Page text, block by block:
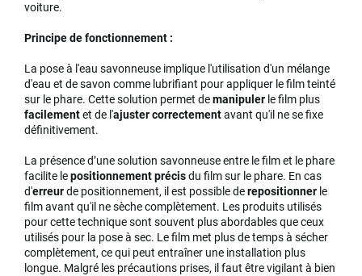
voiture.
Principe de fonctionnement :
La pose à l'eau savonneuse implique l'utilisation d'un mélange
d'eau et de savon comme lubrifiant pour appliquer le film teinté
sur le phare. Cette solution permet demanipuler le film plus
facilementet de l'ajuster correctementavant qu'il ne se fixe
définitivement.
La présence d’une solution savonneuse entre le film et le phare
facilite lepositionnement précisdu film sur le phare. En cas
d'erreurde positionnement, il est possible derepositionner le
film avant qu'il ne sèche complètement. Les produits utilisés
pour cette technique sont souvent plus abordables que ceux
utilisés pour la pose à sec. Le film met plus de temps à sécher
complètement, ce qui peut entraîner une installation plus
longue. Malgré les précautions prises, il faut être vigilant à bien